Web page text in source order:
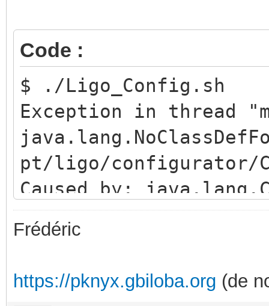
Code :
$ ./Ligo_Config.sh
Exception in thread
pt/ligo/configurator/
Caused by:
at
a:202)
Frédéric
https://pknyx.gbiloba.org (de